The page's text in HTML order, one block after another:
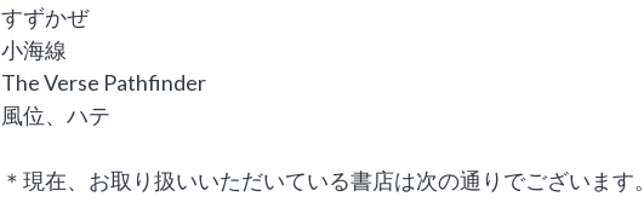
すずかぜ
小海線
The Verse Pathfinder
風位、ハテ
＊現在、お取り扱いいただいている書店は次の通りでございます。